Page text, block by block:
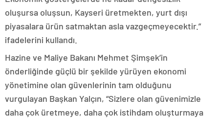
oluşursa oluşsun, Kayseri üretmekten, yurt dışı
piyasalara ürün satmaktan asla vazgeçmeyecektir.”
ifadelerini kullandı.
Hazine ve Maliye Bakanı Mehmet Şimşek’in
önderliğinde güçlü bir şekilde yürüyen ekonomi
yönetimine olan güvenlerinin tam olduğunu
vurgulayan Başkan Yalçın, “Sizlere olan güvenimizle
daha çok üretmeye, daha çok istihdam oluşturmaya